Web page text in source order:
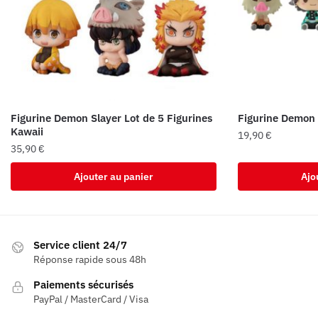
Figurine Demon Slayer Lot de 5 Figurines
Kawaii
35,90€
Ajouter au panier
Figurine
19,90€
Service client 24/7
Réponse rapide sous 48h
Paiements sécurisés
PayPal / MasterCard / Visa